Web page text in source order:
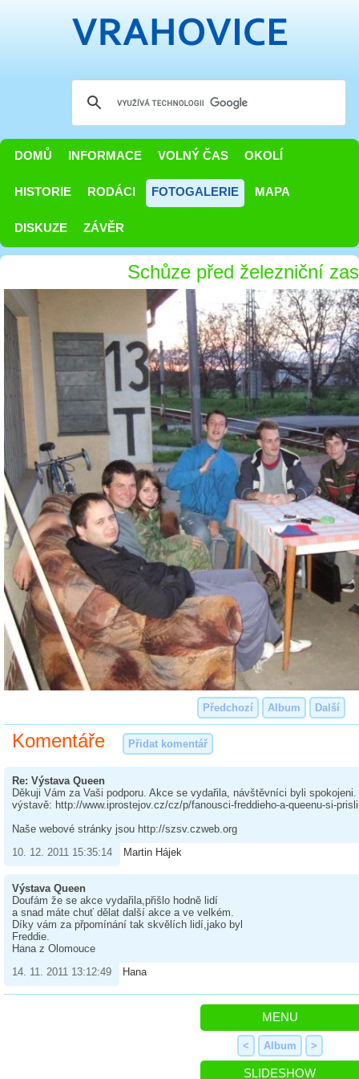
DOMŮ INFORMACE VOLNÝ ČAS OKOLÍ
HISTORIE RODÁCI FOTOGALERIE MAPA
DISKUZE ZÁVĚR
Schůze před železniční
Předchozí Album Další
Komentáře Přidat komentář
Re: Výstava Queen
Děkuji Vám za Vaši podporu. Akce se vydařila, návštěvníci byli
výstavě: http://www.iprostejov.cz/cz/p/fanousci-freddieho-a-queenu-si-
Naše webové stránky jsou http://szsv.czweb.org
10. 12. 2011 15:35:14
Martin Hájek
Výstava Queen
Doufám že se akce vydařila,přišlo hodně lidí
a snad máte chuť dělat další akce a ve velkém.
Díky vám za přpomínání tak skvělích lidí,jako byl
Freddie.
Hana z Olomouce
14. 11. 2011 13:12:49
Hana
MENU
< Album >
SLIDESHOW